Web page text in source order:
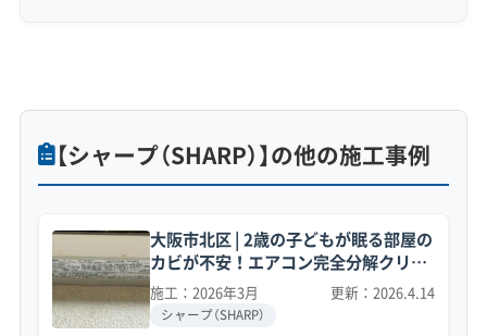
【シャープ（SHARP）】の他の施工事例
大阪市北区 | 2歳の子どもが眠る部屋の
カビが不安！エアコン完全分解クリー
ニング事例
施工：2026年3月 更新：2026.4.14
シャープ（SHARP）